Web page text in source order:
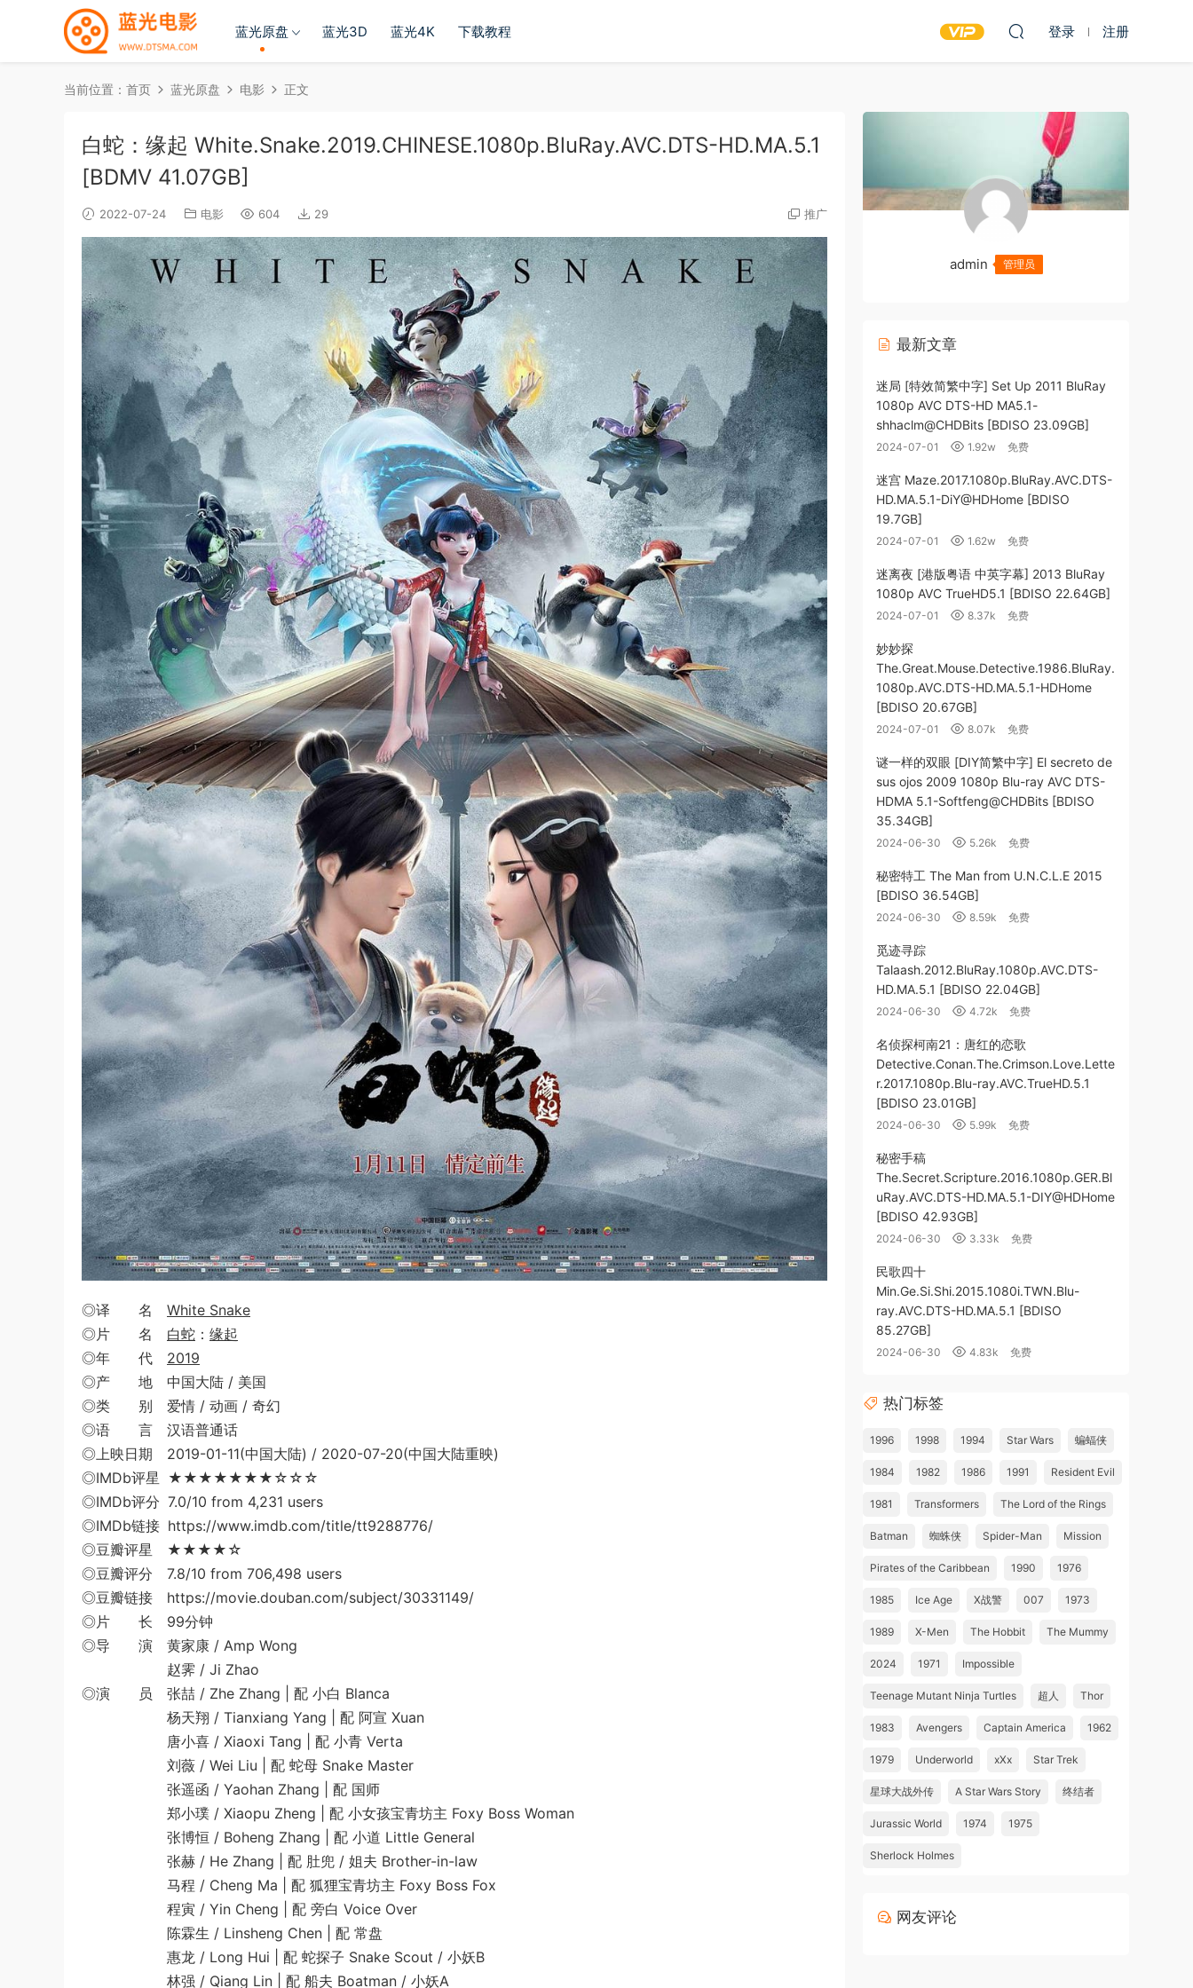
蓝光原盘 蓝光3D 蓝光4K 下载教程 登录 注册
当前位置： 首页 蓝光原盘 电影 正文
白蛇：缘起 White.Snake.2019.CHINESE.1080p.BluRay.AVC.DTS-HD.MA.5.1
[BDMV 41.07GB]
2022-07-24 电影 604 29 推广
◎译 名 White Snake
◎片 名 白蛇 ： 缘起
◎年 代 2019
◎产 地 中国大陆 / 美国
◎类 别 爱情 / 动画 / 奇幻
◎语 言 汉语普通话
◎上映日期 2019-01-11(中国大陆) / 2020-07-20(中国大陆重映)
◎IMDb评星 ★★★★★★★☆☆☆
◎IMDb评分 7.0/10 from 4,231 users
◎IMDb链接 https://www.imdb.com/title/tt9288776/
◎豆瓣评星 ★★★★☆
◎豆瓣评分 7.8/10 from 706,498 users
◎豆瓣链接 https://movie.douban.com/subject/30331149/
◎片 长 99分钟
◎导 演 黄家康 / Amp Wong
赵霁 / Ji Zhao
◎演 员 张喆 / Zhe Zhang | 配 小白 Blanca
杨天翔 / Tianxiang Yang | 配 阿宣 Xuan
唐小喜 / Xiaoxi Tang | 配 小青 Verta
刘薇 / Wei Liu | 配 蛇母 Snake Master
张遥函 / Yaohan Zhang | 配 国师
郑小璞 / Xiaopu Zheng | 配 小女孩宝青坊主 Foxy Boss Woman
张博恒 / Boheng Zhang | 配 小道 Little General
张赫 / He Zhang | 配 肚兜 / 姐夫 Brother-in-law
马程 / Cheng Ma | 配 狐狸宝青坊主 Foxy Boss Fox
程寅 / Yin Cheng | 配 旁白 Voice Over
陈霖生 / Linsheng Chen | 配 常盘
惠龙 / Long Hui | 配 蛇探子 Snake Scout / 小妖B
林强 / Qiang Lin | 配 船夫 Boatman / 小妖A
admin 管理员
最新文章
迷局 [特效简繁中字] Set Up 2011 BluRay
1080p AVC DTS-HD MA5.1-
shhaclm@CHDBits [BDISO 23.09GB]
2024-07-01 1.92w 免费
迷宫 Maze.2017.1080p.BluRay.AVC.DTS-
HD.MA.5.1-DiY@HDHome [BDISO
19.7GB]
2024-07-01 1.62w 免费
迷离夜 [港版粤语 中英字幕] 2013 BluRay
1080p AVC TrueHD5.1 [BDISO 22.64GB]
2024-07-01 8.37k 免费
妙妙探
The.Great.Mouse.Detective.1986.BluRay.
1080p.AVC.DTS-HD.MA.5.1-HDHome
[BDISO 20.67GB]
2024-07-01 8.07k 免费
谜一样的双眼 [DIY简繁中字] El secreto de
sus ojos 2009 1080p Blu-ray AVC DTS-
HDMA 5.1-Softfeng@CHDBits [BDISO
35.34GB]
2024-06-30 5.26k 免费
秘密特工 The Man from U.N.C.L.E 2015
[BDISO 36.54GB]
2024-06-30 8.59k 免费
觅迹寻踪
Talaash.2012.BluRay.1080p.AVC.DTS-
HD.MA.5.1 [BDISO 22.04GB]
2024-06-30 4.72k 免费
名侦探柯南21：唐红的恋歌
Detective.Conan.The.Crimson.Love.Lette
r.2017.1080p.Blu-ray.AVC.TrueHD.5.1
[BDISO 23.01GB]
2024-06-30 5.99k 免费
秘密手稿
The.Secret.Scripture.2016.1080p.GER.Bl
uRay.AVC.DTS-HD.MA.5.1-DIY@HDHome
[BDISO 42.93GB]
2024-06-30 3.33k 免费
民歌四十
Min.Ge.Si.Shi.2015.1080i.TWN.Blu-
ray.AVC.DTS-HD.MA.5.1 [BDISO
85.27GB]
2024-06-30 4.83k 免费
热门标签
1996 1998 1994 Star Wars 蝙蝠侠
1984 1982 1986 1991 Resident Evil
1981 Transformers The Lord of the Rings
Batman 蜘蛛侠 Spider-Man Mission
Pirates of the Caribbean 1990 1976
1985 Ice Age X战警 007 1973
1989 X-Men The Hobbit The Mummy
2024 1971 Impossible
Teenage Mutant Ninja Turtles 超人 Thor
1983 Avengers Captain America 1962
1979 Underworld xXx Star Trek
星球大战外传 A Star Wars Story 终结者
Jurassic World 1974 1975
Sherlock Holmes
网友评论